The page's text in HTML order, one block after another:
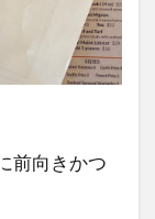
前向きかつ